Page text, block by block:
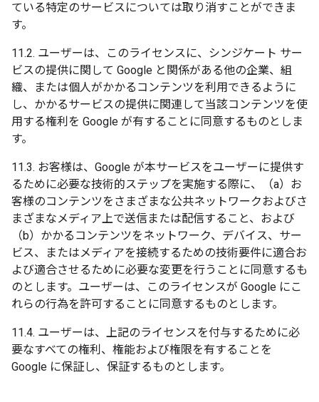
ている特定のサービスについては取り消すことができま
す。
11.2. ユーザーは、このライセンスに、シンジケート サー
ビスの提供に関して Google と関係がある他の企業、組
織、または個人がかかるコンテンツを利用できるように
し、かかるサービスの提供に関連して当該コンテンツを使
用する権利を Google が有することに同意するものとしま
す。
11.3. お客様は、Google が本サービスをユーザーに提供す
るために必要な技術的ステップを実施する際に、（a）お
客様のコンテンツをさまざまな公共ネットワークおよびさ
まざまなメディア上で送信または配信すること、および
（b）かかるコンテンツをネットワーク、デバイス、サー
ビス、またはメディアを接続するための技術要件に適合お
よび適合させるために必要な変更を行うことに同意するも
のとします。ユーザーは、このライセンスが Google にこ
れらの行為を許可することに同意するものとします。
11.4. ユーザーは、上記のライセンスを付与するために必
要なすべての権利、権能および権限を有することを
Google に保証し、保証するものとします。